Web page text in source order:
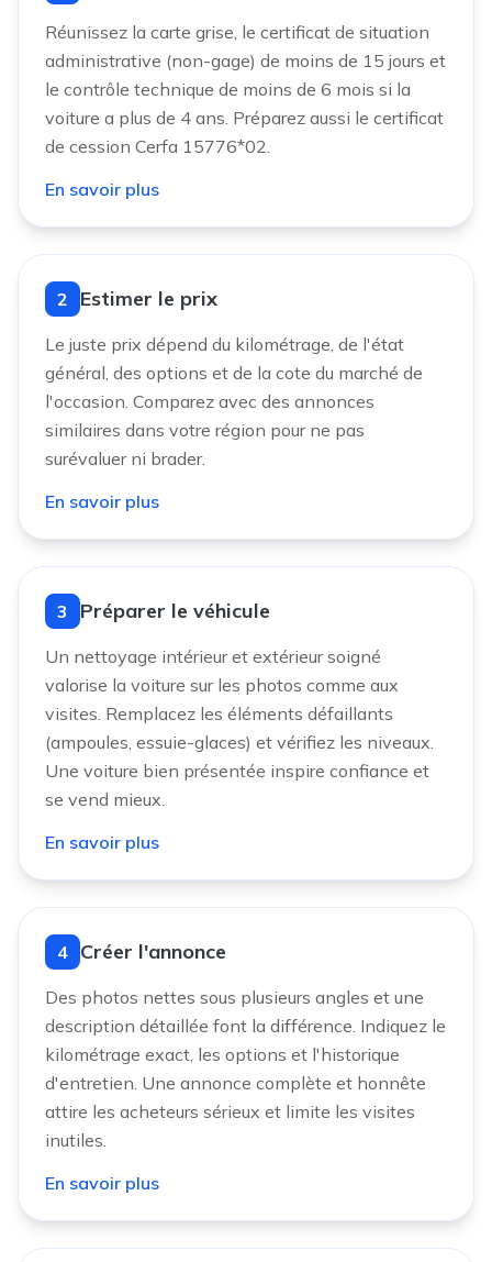
Réunissez la carte grise, le certificat de situation
administrative (non-gage) de moins de 15 jours et
le contrôle technique de moins de 6 mois si la
voiture a plus de 4 ans. Préparez aussi le certificat
de cession Cerfa 15776*02.
En savoir plus
2 Estimer le prix
Le juste prix dépend du kilométrage, de l'état
général, des options et de la cote du marché de
l'occasion. Comparez avec des annonces
similaires dans votre région pour ne pas
surévaluer ni brader.
En savoir plus
3 Préparer le véhicule
Un nettoyage intérieur et extérieur soigné
valorise la voiture sur les photos comme aux
visites. Remplacez les éléments défaillants
(ampoules, essuie-glaces) et vérifiez les niveaux.
Une voiture bien présentée inspire confiance et
se vend mieux.
En savoir plus
4 Créer l'annonce
Des photos nettes sous plusieurs angles et une
description détaillée font la différence. Indiquez le
kilométrage exact, les options et l'historique
d'entretien. Une annonce complète et honnête
attire les acheteurs sérieux et limite les visites
inutiles.
En savoir plus